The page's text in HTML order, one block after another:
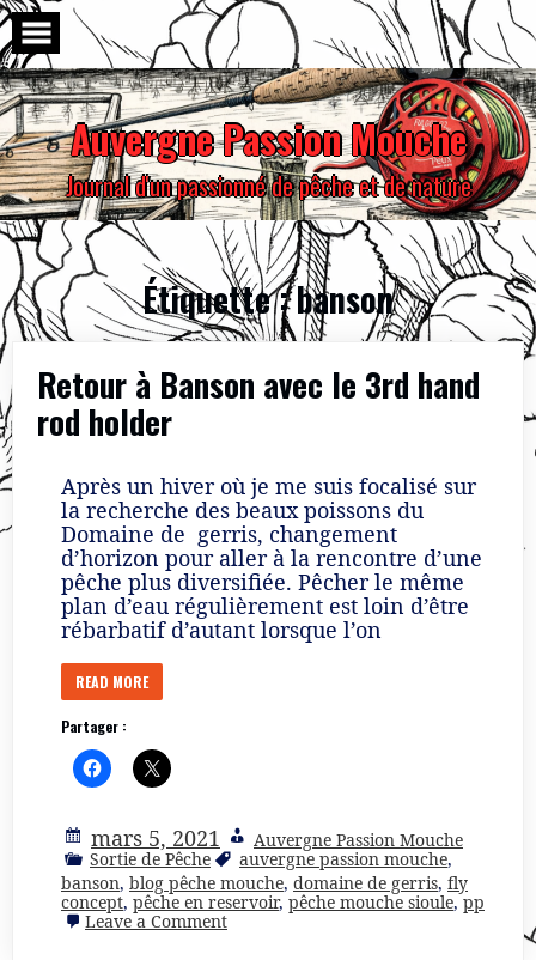
Skip
to
content
Auvergne Passion Mouche
Journal d'un passionné de pêche et de nature
Étiquette :banson
Retour à Banson avec le 3rd hand
rod holder
Après un hiver où je me suis focalisé sur
la recherche des beaux poissons du
Domaine de gerris, changement
d’horizon pour aller à la rencontre d’une
pêche plus diversifiée. Pêcher le même
plan d’eau régulièrement est loin d’être
rébarbatif d’autant lorsque l’on
READ MORE
Partager :
mars 5, 2021
Auvergne Passion Mouche
Sortie de Pêche
auvergne passion mouche,
banson, blog pêche mouche, domaine de gerris, fly
concept, pêche en reservoir, pêche mouche sioule,pp
Leave a Commenton